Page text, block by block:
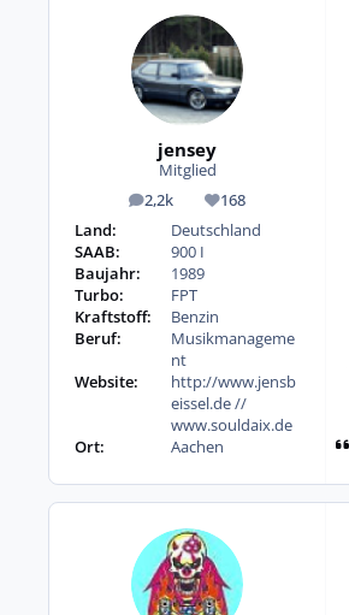
jensey
Mitglied
2,2k
Beiträge 168
Reputation
Land:
Deutschland
SAAB:
900 I
Baujahr:
1989
Turbo:
FPT
Kraftstoff:
Benzin
Beruf:
Musikmanageme
nt
Website:
http://www.jensb
eissel.de //
www.souldaix.de
Ort:
Aachen